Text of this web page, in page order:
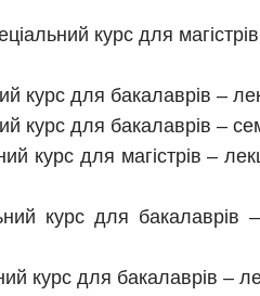
курс для
курс для бакалаврів –
курс для бакалаврів –
курс для магістрів –
курс для бакалаврів
курс для бакалаврів –